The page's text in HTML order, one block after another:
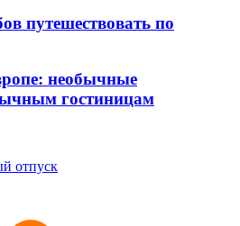
путешествовать по
необычные
гостиницам
отпуск